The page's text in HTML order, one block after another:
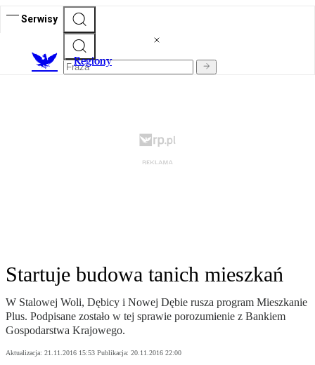
Serwisy
Regiony
Startuje budowa tanich mieszkań
W Stalowej Woli, Dębicy i Nowej Dębie rusza program Mieszkanie
Plus. Podpisane zostało w tej sprawie porozumienie z Bankiem
Gospodarstwa Krajowego.
Aktualizacja: 21.11.2016 15:53 Publikacja: 20.11.2016 22:00